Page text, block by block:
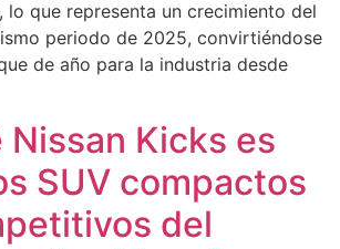
lo que representa un crecimiento del
periodo de 2025, convirtiéndose
de año para la industria desde
Nissan Kicks es
SUV compactos
del